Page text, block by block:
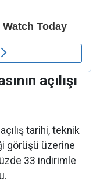
açılışı
tarihi, teknik
görüşü üzerine
33 indirimle